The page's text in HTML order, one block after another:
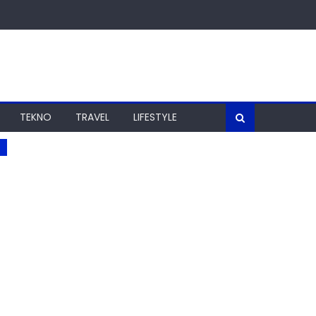
TEKNO TRAVEL LIFESTYLE